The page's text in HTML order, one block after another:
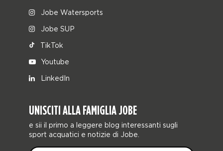
Jobe Watersports
Jobe SUP
TikTok
Youtube
LinkedIn
UNISCITI ALLA FAMIGLIA JOBE
e sii il primo a leggere blog interessanti sugli
sport acquatici e notizie di Jobe.